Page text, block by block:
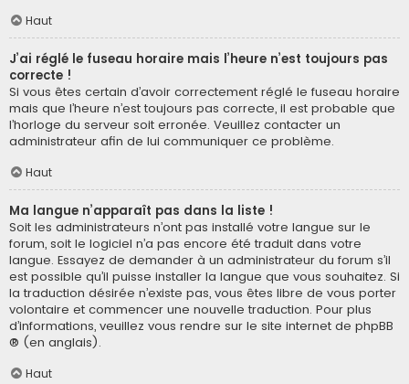
Haut
J’ai réglé le fuseau horaire mais l’heure n’est toujours pas
correcte !
Si vous êtes certain d’avoir correctement réglé le fuseau horaire
mais que l’heure n’est toujours pas correcte, il est probable que
l’horloge du serveur soit erronée. Veuillez contacter un
administrateur afin de lui communiquer ce problème.
Haut
Ma langue n’apparaît pas dans la liste !
Soit les administrateurs n’ont pas installé votre langue sur le
forum, soit le logiciel n’a pas encore été traduit dans votre
langue. Essayez de demander à un administrateur du forum s’il
est possible qu’il puisse installer la langue que vous souhaitez. Si
la traduction désirée n’existe pas, vous êtes libre de vous porter
volontaire et commencer une nouvelle traduction. Pour plus
d’informations, veuillez vous rendre sur le site internet de phpBB
® (en anglais).
Haut